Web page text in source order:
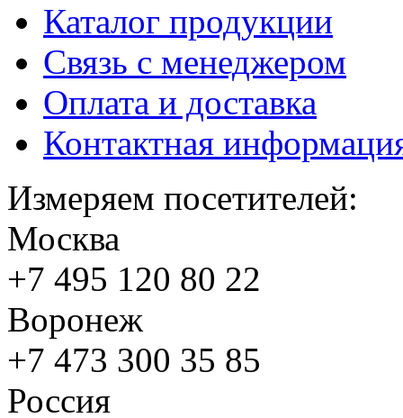
Каталог продукции
Связь с менеджером
Оплата и доставка
Контактная
Измеряем посетителей:
Москва
+7 495 120 80 22
Воронеж
+7 473 300 35 85
Россия